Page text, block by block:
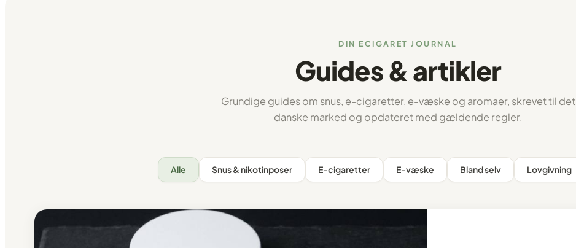
DIN ECIGARET JOURNAL
Guides & artikler
Grundige guides om snus, e-cigaretter, e-væske og aromaer, skrevet til det
danske marked og opdateret med gældende regler.
Alle Snus & nikotinposer E-cigaretter E-væske Bland selv Lovgivning